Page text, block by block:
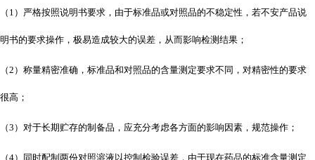
（ 1）严格按照说明书要求，由于标准品或对照品的不稳定性，若不安产品说
明书的要求操作，极易造成较大的误差，从而影响检测结果；
（2）称量精密准确，标准品和对照品的含量测定要求不同，对精密性的要求
很高；
（3）对于长期贮存的制备品，应充分考虑各方面的影响因素，规范操作；
（4）同时配制两份对照溶液以控制检验误差，由于现在药品的标准含量测定